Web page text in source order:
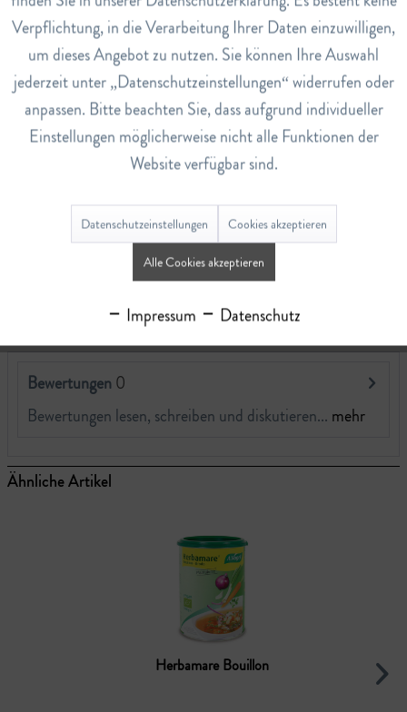
8
Nährwerte
Nährwerte pro 100g
Energie 1373kJ/331kcal
Fett 27.1 g
-davon gesättigte Fettsäuren 14.7 g
-davon Zucker 2.6 g
Ballaststoffe 1.00 g
Bewertungen 0
Bewertungen lesen, schreiben und diskutieren... mehr
Ähnliche Artikel
Herbamare Bouillon
Verpflichtung, in die Verarbeitung Ihrer Daten einzuwilligen,
um dieses Angebot zu nutzen. Sie können Ihre Auswahl
jederzeit unter „Datenschutzeinstellungen“ widerrufen oder
anpassen. Bitte beachten Sie, dass aufgrund individueller
Einstellungen möglicherweise nicht alle Funktionen der
Website verfügbar sind.
Datenschutzeinstellungen Cookies akzeptieren
Alle Cookies akzeptieren
Impressum Datenschutz